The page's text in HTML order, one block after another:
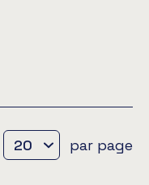
par page